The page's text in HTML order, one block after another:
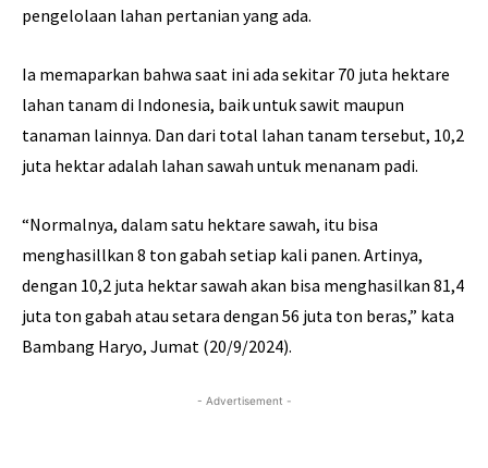
pengelolaan lahan pertanian yang ada.
Ia memaparkan bahwa saat ini ada sekitar 70 juta hektare
lahan tanam di Indonesia, baik untuk sawit maupun
tanaman lainnya. Dan dari total lahan tanam tersebut, 10,2
juta hektar adalah lahan sawah untuk menanam padi.
“Normalnya, dalam satu hektare sawah, itu bisa
menghasillkan 8 ton gabah setiap kali panen. Artinya,
dengan 10,2 juta hektar sawah akan bisa menghasilkan 81,4
juta ton gabah atau setara dengan 56 juta ton beras,” kata
Bambang Haryo, Jumat (20/9/2024).
- Advertisement -